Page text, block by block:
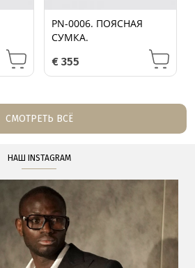
PN-0006. ПОЯСНАЯ
СУМКА.
€ 355
СМОТРЕТЬ ВСЁ
НАШ INSTAGRAM